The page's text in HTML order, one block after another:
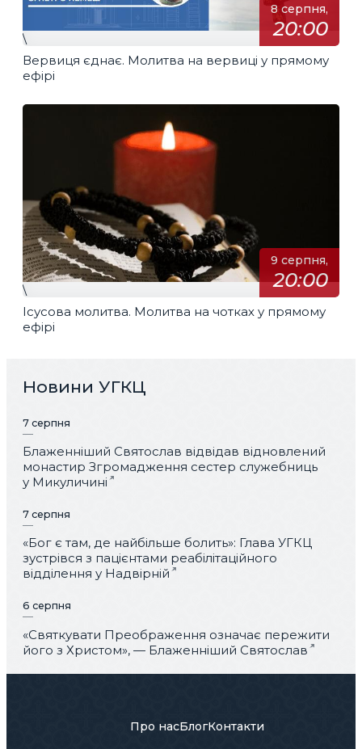
8 серпня,
20:00
\
Вервиця єднає. Молитва на вервиці у прямому
ефірі
9 серпня,
20:00
\
Ісусова молитва. Молитва на чотках у прямому
ефірі
Новини УГКЦ
7 серпня
Блаженніший Святослав відвідав відновлений
монастир Згромадження сестер служебниць
у Микуличині
7 серпня
«Бог є там, де найбільше болить»: Глава УГКЦ
зустрівся з пацієнтами реабілітаційного
відділення у Надвірній
6 серпня
«Святкувати Преображення означає пережити
його з Христом», — Блаженніший Святослав
Про насБлогКонтакти